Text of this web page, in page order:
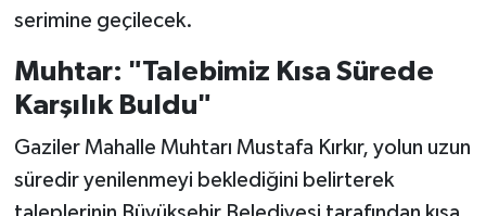
serimine geçilecek.
Muhtar: "Talebimiz Kısa Sürede
Karşılık Buldu"
Gaziler Mahalle Muhtarı Mustafa Kırkır, yolun uzun
süredir yenilenmeyi beklediğini belirterek
YARIŞMALAR
TANITIM
HABERDE İNSAN